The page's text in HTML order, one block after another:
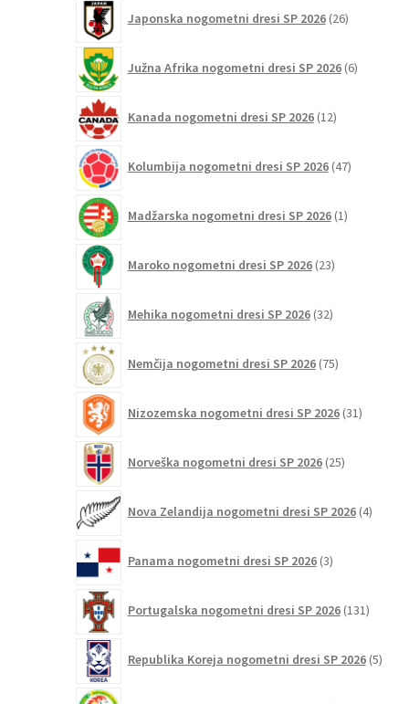
Japonska nogometni dresi SP 2026 26izdelkov
Južna Afrika nogometni dresi SP 2026 6izdelkov
Kanada nogometni dresi SP 2026 12izdelkov
Kolumbija nogometni dresi SP 2026 47izdelkov
Madžarska nogometni dresi SP 2026 1izdelek
Maroko nogometni dresi SP 2026 23izdelkov
Mehika nogometni dresi SP 2026 32izdelkov
Nemčija nogometni dresi SP 2026 75izdelkov
Nizozemska nogometni dresi SP 2026 31izdelkov
Norveška nogometni dresi SP 2026 25izdelkov
Nova Zelandija nogometni dresi SP 2026 4izdelki
Panama nogometni dresi SP 2026 3izdelki
Portugalska nogometni dresi SP 2026 131
Republika Koreja nogometni dresi SP 2026 5